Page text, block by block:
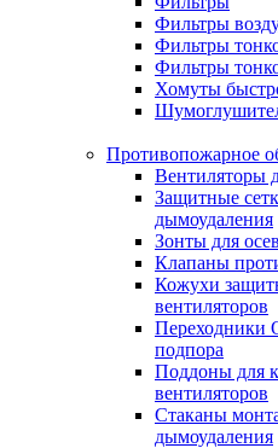
Фильтры
Фильтры
Фильтры
Хомуты
Противопожарное
Вентиляторы
Защитные
дымоудаления
Зонты для
Клапаны
Кожухи
вентиляторов
Переходники
подпора
Поддоны для
вентиляторов
Стаканы
дымоудаления